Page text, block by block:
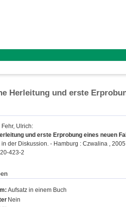
Herleitung und erste
Fehr, Ulrich:
und erste Erprobung eines neuen
in der Diskussion. - Hamburg : Czwalina ,
423-2
Aufsatz in einem Buch
Nein